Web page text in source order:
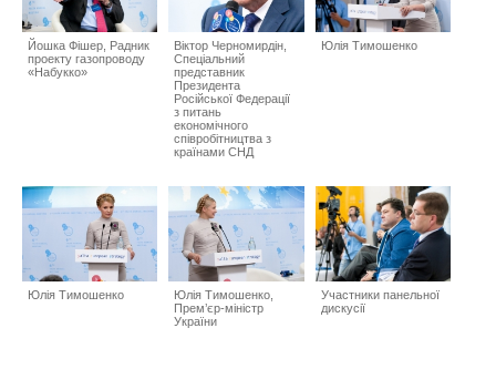
Йошка Фішер, Радник
проекту газопроводу
«Набукко»
Віктор Черномирдін,
Спеціальний
представник
Президента
Російської Федерації
з питань
економічного
співробітництва з
країнами СНД
Юлія Тимошенко
Юлія Тимошенко
Юлія Тимошенко,
Прем’єр-міністр
України
Участники панельної
дискусії